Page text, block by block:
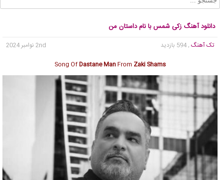
دانلود آهنگ زکی شمس با نام داستان من
تک آهنگ , 594 بازدید
2nd نوامبر 2024
Song OfDastane ManFrom Zaki Shams